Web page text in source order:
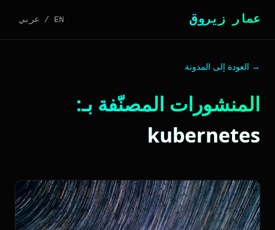
عمار زيروق EN
/ عربي
→ العودة إلى المدونة
المنشورات المصنّفة بـ:
kubernetes